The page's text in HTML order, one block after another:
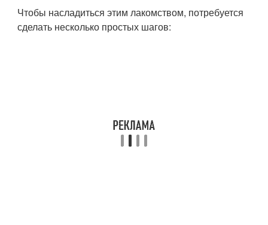
Чтобы насладиться этим лакомством, потребуется
сделать несколько простых шагов: